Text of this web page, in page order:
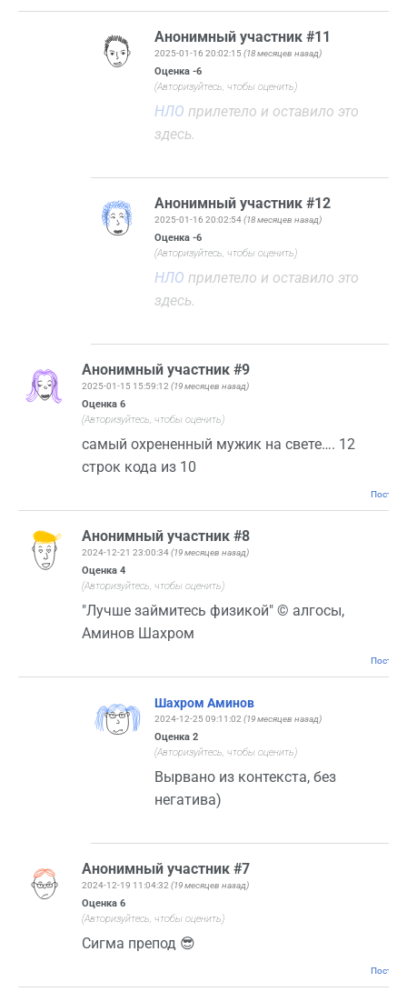
Анонимный участник #11
2025-01-16 20:02:15(18 месяцев назад)
Оценка-6
(Авторизуйтесь, чтобы оценить)
НЛО прилетело и оставило это
здесь.
Анонимный участник #12
2025-01-16 20:02:54(18 месяцев назад)
Оценка-6
(Авторизуйтесь, чтобы оценить)
НЛО прилетело и оставило это
здесь.
Анонимный участник #9
2025-01-15 15:59:12 (19 месяцев назад)
Оценка 6
(Авторизуйтесь, чтобы оценить)
самый охрененный мужик на свете…. 12
строк кода из 10
Анонимный участник #8
2024-12-21 23:00:34(19 месяцев назад)
Оценка 4
(Авторизуйтесь, чтобы оценить)
"Лучше займитесь физикой" © алгосы,
Аминов Шахром
Шахром Аминов
2024-12-25 09:11:02(19 месяцев назад)
Оценка2
(Авторизуйтесь, чтобы оценить)
Вырвано из контекста, без
негатива)
Анонимный участник #7
2024-12-19 11:04:32 (19 месяцев назад)
Оценка 6
(Авторизуйтесь, чтобы оценить)
Сигма препод 😎